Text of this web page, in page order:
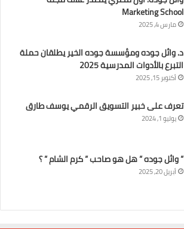
Marketing School
مارس 4, 2025
د. وائل جوده ومؤسسة جوده الخير يطلقان حملة
التبرع بالأدوات المدرسية 2025
أكتوبر 15, 2025
تعرف على خبير التسويق الرقمي يوسف طارق
يوليو 1, 2024
” وائل جوده ” هل هو صاحب ” كرم الشام ” ؟
أبريل 20, 2025